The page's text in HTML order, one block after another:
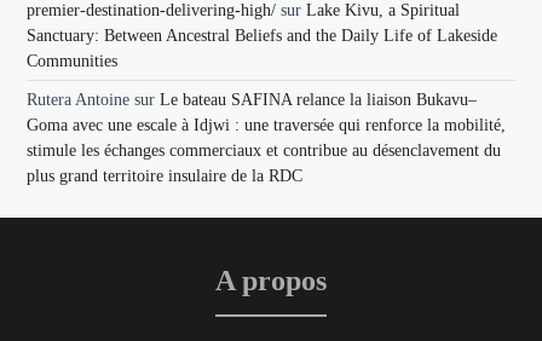
premier-destination-delivering-high/ surLake Kivu, a Spiritual
Sanctuary: Between Ancestral Beliefs and the Daily Life of Lakeside
Communities
Rutera Antoine surLe bateau SAFINA relance la liaison Bukavu–
Goma avec une escale à Idjwi : une traversée qui renforce la mobilité,
stimule les échanges commerciaux et contribue au désenclavement du
plus grand territoire insulaire de la RDC
A propos